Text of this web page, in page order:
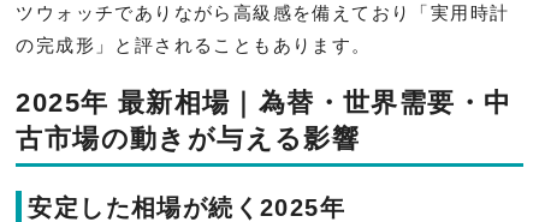
ツウォッチでありながら高級感を備えており「実用時計
の完成形」と評されることもあります。
2025年 最新相場｜為替・世界需要・中
古市場の動きが与える影響
安定した相場が続く2025年